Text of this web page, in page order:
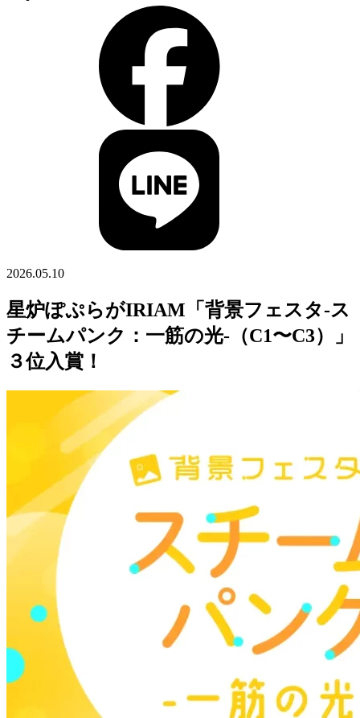
2026.05.10
星炉ぽぷらがIRIAM「背景フェスタ-ス
チームパンク：一筋の光-（C1〜C3）」
３位入賞！